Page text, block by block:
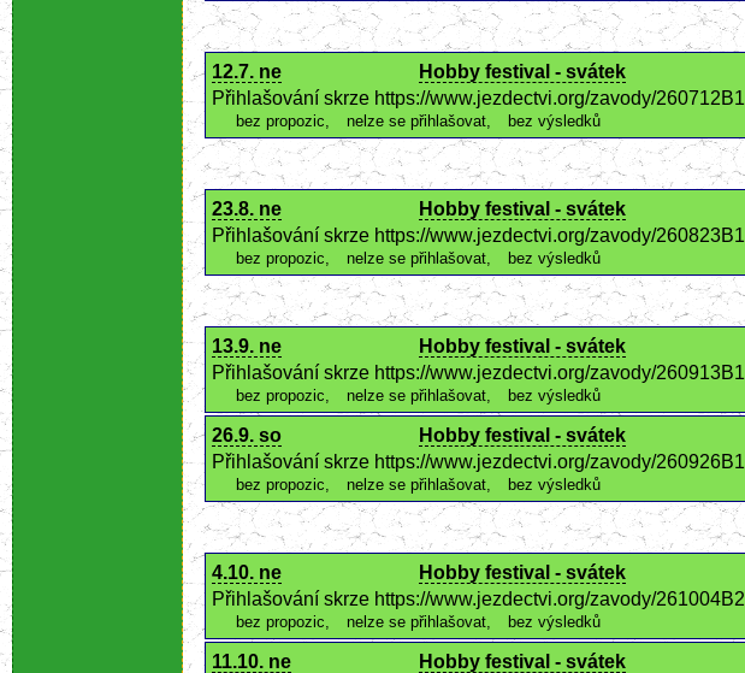
12.7. ne
Hobby festival - svátek
Přihlašování skrze https://www.jezdectvi.org/zavody/260712B1
bez propozic, nelze se přihlašovat, bez výsledků
23.8. ne
Hobby festival - svátek
Přihlašování skrze https://www.jezdectvi.org/zavody/260823B1
bez propozic, nelze se přihlašovat, bez výsledků
13.9. ne
Hobby festival - svátek
Přihlašování skrze https://www.jezdectvi.org/zavody/260913B1
bez propozic, nelze se přihlašovat, bez výsledků
26.9. so
Hobby festival - svátek
Přihlašování skrze https://www.jezdectvi.org/zavody/260926B1
bez propozic, nelze se přihlašovat, bez výsledků
4.10. ne
Hobby festival - svátek
Přihlašování skrze https://www.jezdectvi.org/zavody/261004B2
bez propozic, nelze se přihlašovat, bez výsledků
11.10. ne
Hobby festival - svátek